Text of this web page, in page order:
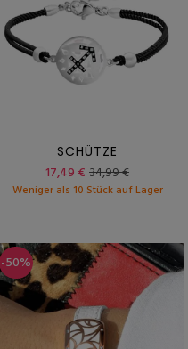
SCHÜTZE
17,49 € 34,99 €
Weniger als 10 Stück auf Lager
-50%